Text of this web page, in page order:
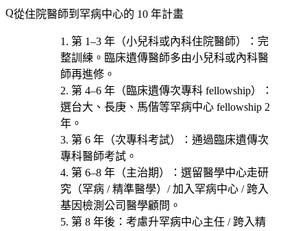
從住院醫師到罕病中心的 10 年計畫
第 1–3 年（小兒科或內科住院醫師）
：完
整訓練。臨床遺傳醫師多由小兒科或內科醫
師再進修。
第 4–6 年（臨床遺傳次專科 fellowship）
：
選台大、長庚、馬偕等罕病中心 fellowship 2
年。
第 6 年（次專科考試）
：通過臨床遺傳次
專科醫師考試。
第 6–8 年（主治期）
：選留醫學中心走研
究（罕病 / 精準醫學）/ 加入罕病中心 / 跨入
基因檢測公司醫學顧問 。
第 8 年後 ：考慮升罕病中心主任 / 跨入精